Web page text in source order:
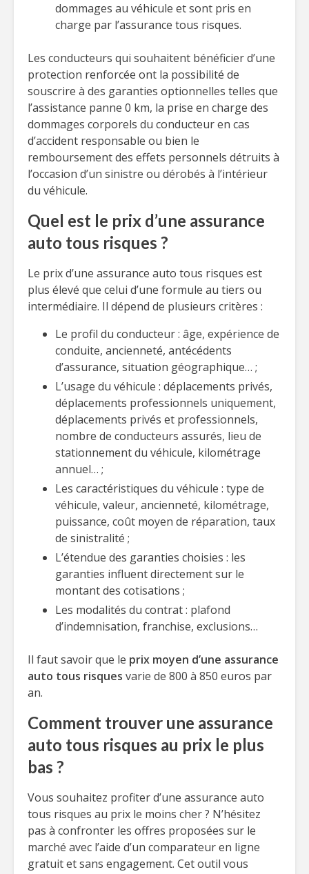
dommages au véhicule et sont pris en
charge par l’assurance tous risques.
Les conducteurs qui souhaitent bénéficier d’une
protection renforcée ont la possibilité de
souscrire à des garanties optionnelles telles que
l’assistance panne 0 km, la prise en charge des
dommages corporels du conducteur en cas
d’accident responsable ou bien le
remboursement des effets personnels détruits à
l’occasion d’un sinistre ou dérobés à l’intérieur
du véhicule.
Quel est le prix d’une assurance
auto tous risques ?
Le prix d’une assurance auto tous risques est
plus élevé que celui d’une formule au tiers ou
intermédiaire. Il dépend de plusieurs critères :
Le profil du conducteur : âge, expérience de
conduite, ancienneté, antécédents
d’assurance, situation géographique… ;
L’usage du véhicule : déplacements privés,
déplacements professionnels uniquement,
déplacements privés et professionnels,
nombre de conducteurs assurés, lieu de
stationnement du véhicule, kilométrage
annuel… ;
Les caractéristiques du véhicule : type de
véhicule, valeur, ancienneté, kilométrage,
puissance, coût moyen de réparation, taux
de sinistralité ;
L’étendue des garanties choisies : les
garanties influent directement sur le
montant des cotisations ;
Les modalités du contrat : plafond
d’indemnisation, franchise, exclusions…
Il faut savoir que le prix moyen d’une assurance
auto tous risques varie de 800 à 850 euros par
an.
Comment trouver une assurance
auto tous risques au prix le plus
bas ?
Vous souhaitez profiter d’une assurance auto
tous risques au prix le moins cher ? N’hésitez
pas à confronter les offres proposées sur le
marché avec l’aide d’un comparateur en ligne
gratuit et sans engagement. Cet outil vous